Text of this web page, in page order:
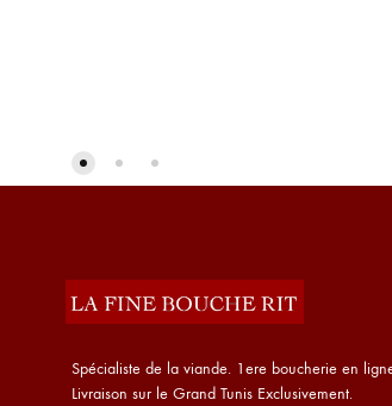
Spécialiste de la viande. 1ere boucherie en
Livraison sur le Grand Tunis Exclusivement.